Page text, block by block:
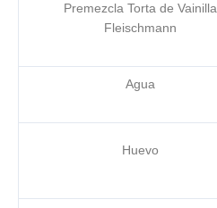
Premezcla Torta de Vainilla
Fleischmann
Agua
Huevo